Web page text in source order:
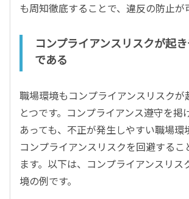
も周知徹底することで、違反の防止が
コンプライアンスリスクが起
である
職場環境もコンプライアンスリスクが
とつです。コンプライアンス遵守を掲
あっても、不正が発生しやすい職場環
コンプライアンスリスクを回避するこ
ます。以下は、コンプライアンスリス
境の例です。